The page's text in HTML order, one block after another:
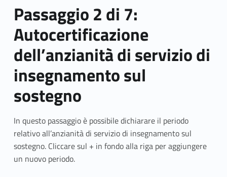
Passaggio 2 di 7:
Autocertificazione
dell’anzianità di servizio di
insegnamento sul
sostegno
In questo passaggio è possibile dichiarare il periodo
relativo all’anzianità di servizio di insegnamento sul
sostegno. Cliccare sul + in fondo alla riga per aggiungere
un nuovo periodo.